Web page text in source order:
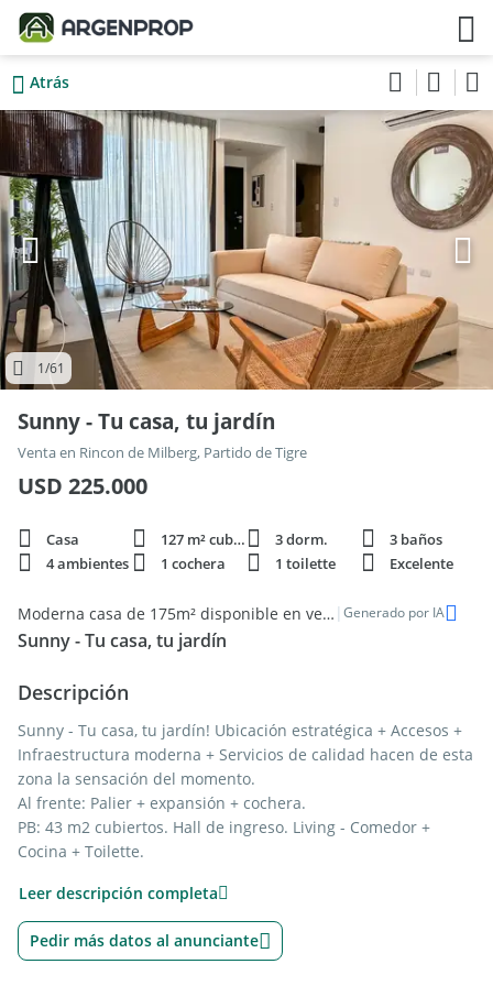
Atrás
1/61
Sunny - Tu casa, tu jardín
Venta en Rincon de Milberg, Partido de Tigre
USD 225.000
Casa 127 m² cubie. 3 dorm.
3 baños
4 ambientes
1 cochera 1 toilette Excelente
Moderna casa de 175m² disponible en venta en Rincón de Milberg | Generado por IA
Sunny - Tu casa, tu jardín
Descripción
Sunny - Tu casa, tu jardín! Ubicación estratégica + Accesos +
Infraestructura moderna + Servicios de calidad hacen de esta
zona la sensación del momento.
Al frente: Palier + expansión + cochera.
PB: 43 m2 cubiertos. Hall de ingreso. Living - Comedor +
Cocina + Toilette.
2do Piso: 34 m2 cubiertos + 16 m2 de terraza. Sunny room
(playroom o un espacio para lo que más te guste), + Baño + 2
terrazas pasantes.
Leer descripción completa
Pedir más datos al anunciante